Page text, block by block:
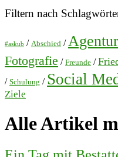
Filtern nach
#askub / Abschied / Agentur
Fotografie / Freunde /
/ Schulung / Social
Ziele
Alle Artikel